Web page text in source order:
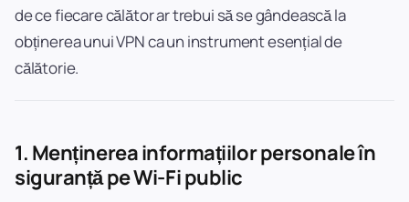
de ce fiecare călător ar trebui să se gândească la
obținerea unui VPN ca un instrument esențial de
călătorie.
1. Menținerea informațiilor personale în
siguranță pe Wi-Fi public